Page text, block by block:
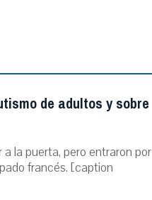
de adultos y sobre
la puerta, pero entraron por
francés. [caption